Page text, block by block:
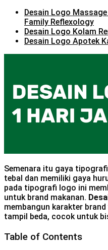
Desain Logo
Family Reflexology
Desain Logo Kolam
Desain Logo Apotek
Semenara itu gaya
tebal dan memiliki gaya
pada tipografi logo ini
untuk brand makanan.
membangun karakter
tampil beda, cocok untuk
Table of Contents